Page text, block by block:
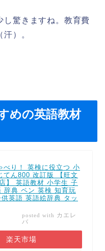
し驚きますね。教育費
）。
めの英語教材
べり！ 英検に役立つ 小
てん800 改訂版 【旺文
】 英語教材 小学生 子
辞典 ペン 英検 知育玩
英語 英語絵辞典 タッ
posted with カエレ
バ
楽天市場